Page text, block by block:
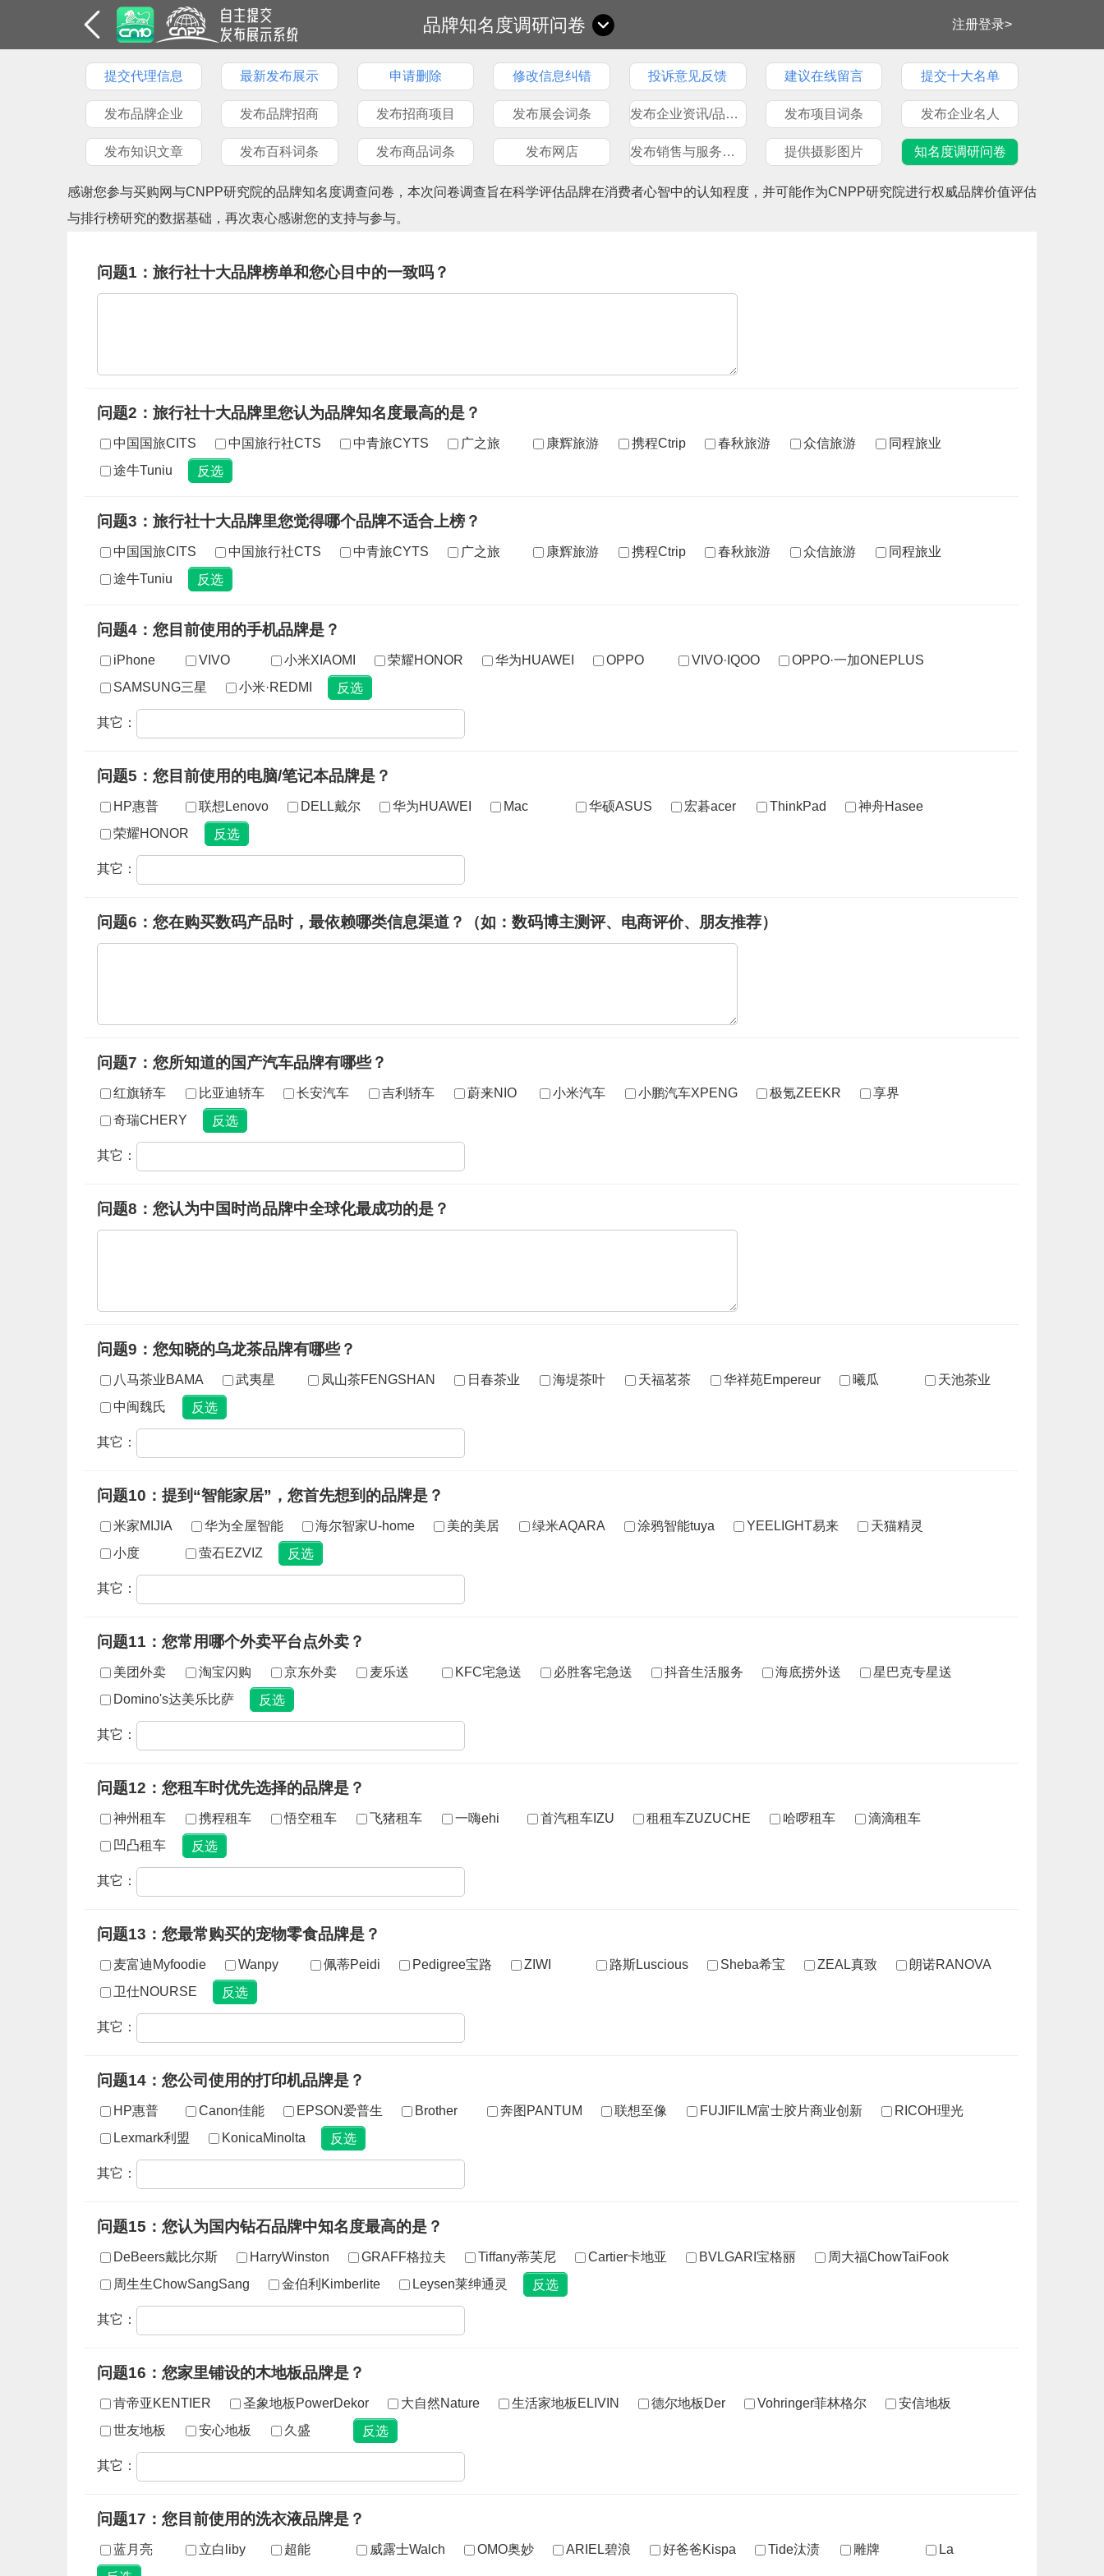
品牌知名度调研问卷 注册登录>
提交代理信息 最新发布展示 申请删除 修改信息纠错 投诉意见反馈 建议在线留言 提交十大名单
发布品牌企业 发布品牌招商 发布招商项目 发布展会词条 发布企业资讯/品牌文章 发布项目词条 发布企业名人
发布知识文章 发布百科词条 发布商品词条 发布网店 发布销售与服务网点 提供摄影图片 知名度调研问卷
感谢您参与买购网与CNPP研究院的品牌知名度调查问卷，本次问卷调查旨在科学评估品牌在消费者心智中的认知程度，并可能作为CNPP研究院进行权威品牌价值评估
与排行榜研究的数据基础，再次衷心感谢您的支持与参与。
问题1：旅行社十大品牌榜单和您心目中的一致吗？
问题2：旅行社十大品牌里您认为品牌知名度最高的是？
中国国旅CITS 中国旅行社CTS 中青旅CYTS 广之旅 康辉旅游 携程Ctrip 春秋旅游 众信旅游
同程旅业
途牛Tuniu
问题3：旅行社十大品牌里您觉得哪个品牌不适合上榜？
中国国旅CITS 中国旅行社CTS 中青旅CYTS 广之旅 康辉旅游 携程Ctrip 春秋旅游 众信旅游
同程旅业
途牛Tuniu
问题4：您目前使用的手机品牌是？
iPhone VIVO 小米XIAOMI 荣耀HONOR 华为HUAWEI OPPO VIVO·IQOO
OPPO·一加ONEPLUS
SAMSUNG三星
小米·REDMI
其它：
问题5：您目前使用的电脑/笔记本品牌是？
HP惠普 联想Lenovo DELL戴尔 华为HUAWEI Mac 华硕ASUS 宏碁acer ThinkPad
神舟Hasee
荣耀HONOR
其它：
问题6：您在购买数码产品时，最依赖哪类信息渠道？（如：数码博主测评、电商评价、朋友推荐）
问题7：您所知道的国产汽车品牌有哪些？
红旗轿车 比亚迪轿车 长安汽车 吉利轿车 蔚来NIO 小米汽车 小鹏汽车XPENG 极氪ZEEKR
享界
奇瑞CHERY
其它：
问题8：您认为中国时尚品牌中全球化最成功的是？
问题9：您知晓的乌龙茶品牌有哪些？
八马茶业BAMA 武夷星 凤山茶FENGSHAN 日春茶业 海堤茶叶 天福茗茶 华祥苑Empereur 曦瓜
天池茶业
中闽魏氏
其它：
问题10：提到“智能家居”，您首先想到的品牌是？
米家MIJIA 华为全屋智能 海尔智家U-home 美的美居 绿米AQARA 涂鸦智能tuya YEELIGHT易来
天猫精灵
小度
萤石EZVIZ
其它：
问题11：您常用哪个外卖平台点外卖？
美团外卖 淘宝闪购 京东外卖 麦乐送 KFC宅急送 必胜客宅急送 抖音生活服务 海底捞外送
星巴克专星送
Domino's达美乐比萨
其它：
问题12：您租车时优先选择的品牌是？
神州租车 携程租车 悟空租车 飞猪租车 一嗨ehi 首汽租车IZU 租租车ZUZUCHE 哈啰租车
滴滴租车
凹凸租车
其它：
问题13：您最常购买的宠物零食品牌是？
麦富迪Myfoodie Wanpy 佩蒂Peidi Pedigree宝路 ZIWI 路斯Luscious Sheba希宝 ZEAL真致
朗诺RANOVA
卫仕NOURSE
其它：
问题14：您公司使用的打印机品牌是？
HP惠普 Canon佳能 EPSON爱普生 Brother 奔图PANTUM 联想至像 FUJIFILM富士胶片商业创新
RICOH理光
Lexmark利盟
KonicaMinolta
其它：
问题15：您认为国内钻石品牌中知名度最高的是？
DeBeers戴比尔斯 HarryWinston GRAFF格拉夫 Tiffany蒂芙尼 Cartier卡地亚 BVLGARI宝格丽
周大福ChowTaiFook
周生生ChowSangSang
金伯利Kimberlite Leysen莱绅通灵
其它：
问题16：您家里铺设的木地板品牌是？
肯帝亚KENTIER 圣象地板PowerDekor 大自然Nature 生活家地板ELIVIN 德尔地板Der Vohringer菲林格尔
安信地板
世友地板
安心地板 久盛
其它：
问题17：您目前使用的洗衣液品牌是？
蓝月亮 立白liby 超能 威露士Walch OMO奥妙 ARIEL碧浪 好爸爸Kispa Tide汰渍 雕牌 La